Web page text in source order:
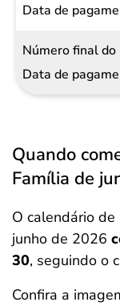
Quando
Família de
O calendário
junho de 2026
30, seguindo o
Confira a